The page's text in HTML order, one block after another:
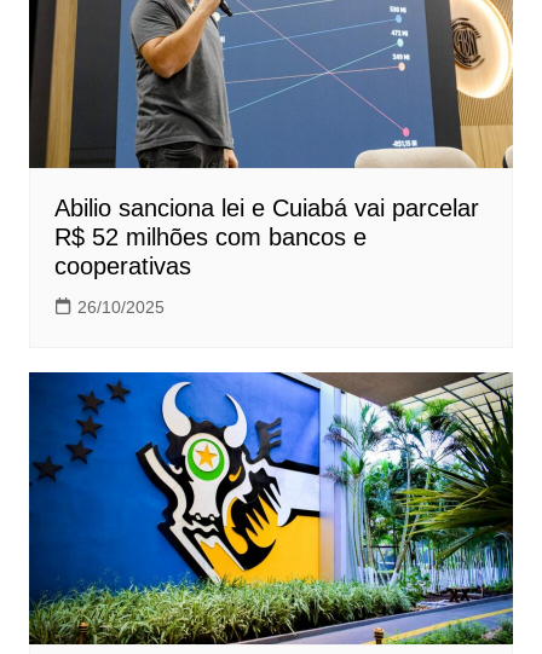
Abilio sanciona lei e Cuiabá vai parcelar
R$ 52 milhões com bancos e
cooperativas
26/10/2025